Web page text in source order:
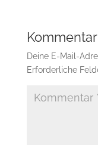
Deine E-Mail-
Erforderliche